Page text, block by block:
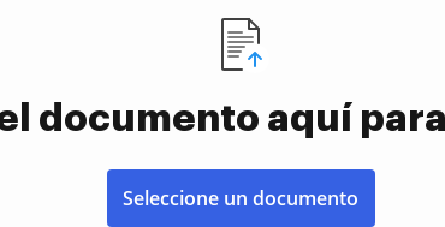
documento aquí
Seleccione un documento